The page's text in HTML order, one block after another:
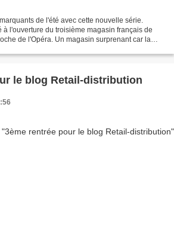
de l'été avec cette nouvelle série.
à l'ouverture du troisième magasin français de
de l'Opéra. Un magasin surprenant car la
le blog Retail-distribution